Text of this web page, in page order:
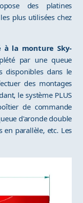
des platines
plus utilisées chez
à la monture Sky-
par une queue
disponibles dans le
des montages
le système PLUS
de commande
d'aronde double
parallèle, etc. Les